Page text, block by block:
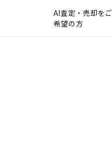
AI査定・売却をご
希望の方